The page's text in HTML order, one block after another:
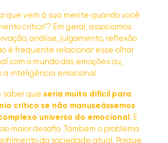
que vem à sua mente quando você
crítico“? Em geral, associamos
análise, julgamento, reflexão
é frequente relacionar esse olhar
com o mundo das emoções ou,
a inteligência emocional.
saber que seria muito difícil para
crítico se não manuseássemos
universo do emocional . E
maior desafio. Também o problema
da sociedade atual. Porque